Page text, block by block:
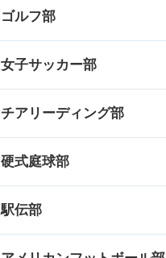
ゴルフ部
女子サッカー部
チアリーディング部
硬式庭球部
駅伝部